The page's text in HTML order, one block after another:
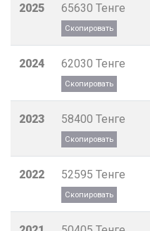
2025 65630 Тенге
2024 62030 Тенге
2023 58400 Тенге
2022 52595 Тенге